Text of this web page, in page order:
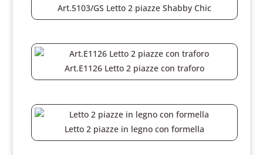
Art.5103/GS Letto 2 piazze Shabby Chic
Art.E1126 Letto 2 piazze con traforo
Letto 2 piazze in legno con formella